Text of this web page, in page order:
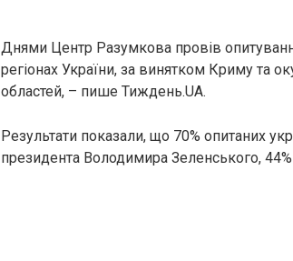
Днями Центр Разумкова провів
регіонах України, за винятком Криму та
областей, – пише Тиждень.UA.
Результати показали, що 70% опитаних
президента Володимира Зеленського,